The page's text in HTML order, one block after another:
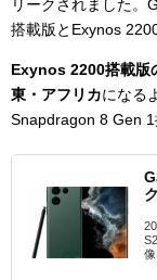
リークされました。
搭載版とExynos
Exynos 2200搭載版
東・アフリカになる
Snapdragon 8 Gen 1
像